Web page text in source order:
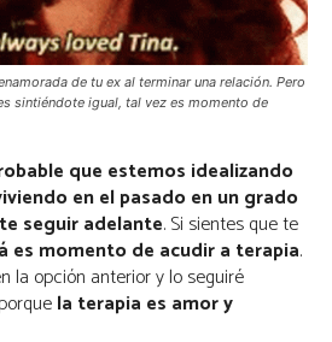
de tu ex al terminar una relación. Pero
sintiéndote igual, tal vez es momento de
que estemos idealizando
en el pasado en un grado
seguir adelante. Si sientes que te
es momento de acudir a terapia.
la opción anterior y lo seguiré
la terapia es amor y